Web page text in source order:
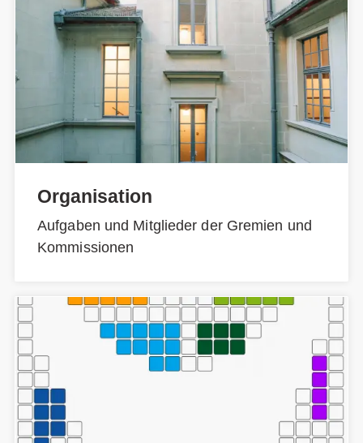
Organisation
Aufgaben und Mitglieder der Gremien und
Kommissionen